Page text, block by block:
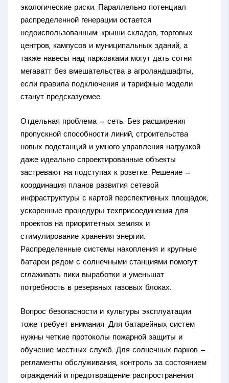
экологические риски. Параллельно потенциал
распределенной генерации остается
недоиспользованным: крыши складов, торговых
центров, кампусов и муниципальных зданий, а
также навесы над парковками могут дать сотни
мегаватт без вмешательства в агроландшафты,
если правила подключения и тарифные модели
станут предсказуемее.
Отдельная проблема — сеть. Без расширения
пропускной способности линий, строительства
новых подстанций и умного управления нагрузкой
даже идеально спроектированные объекты
застревают на подступах к розетке. Решение —
координация планов развития сетевой
инфраструктуры с картой перспективных площадок,
ускоренные процедуры техприсоединения для
проектов на приоритетных землях и
стимулирование хранения энергии.
Распределенные системы накопления и крупные
батареи рядом с солнечными станциями помогут
сглаживать пики выработки и уменьшат
потребность в резервных газовых блоках.
Вопрос безопасности и культуры эксплуатации
тоже требует внимания. Для батарейных систем
нужны четкие протоколы пожарной защиты и
обучение местных служб. Для солнечных парков —
регламенты обслуживания, контроль за состоянием
ограждений и предотвращение распространения